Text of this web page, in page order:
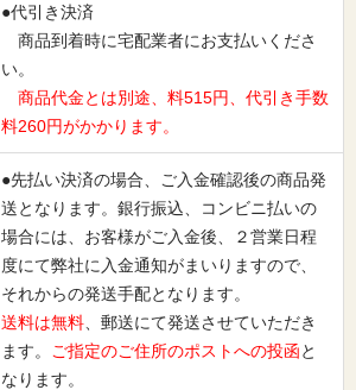
●代引き決済
商品到着時に宅配業者にお支払いくださ
い。
商品代金とは別途、料515円、代引き手数
料260円がかかります。
●先払い決済の場合、ご入金確認後の商品発
送となります。銀行振込、コンビニ払いの
場合には、お客様がご入金後、２営業日程
度にて弊社に入金通知がまいりますので、
それからの発送手配となります。
送料は無料 、郵送にて発送させていただき
ます。
ご指定のご住所のポストへの投函と
なります。